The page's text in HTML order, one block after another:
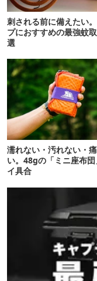
刺される前に備えたい
プにおすすめの最強蚊
選
濡れない・汚れない・
い。48gの「ミニ座布団
イ具合